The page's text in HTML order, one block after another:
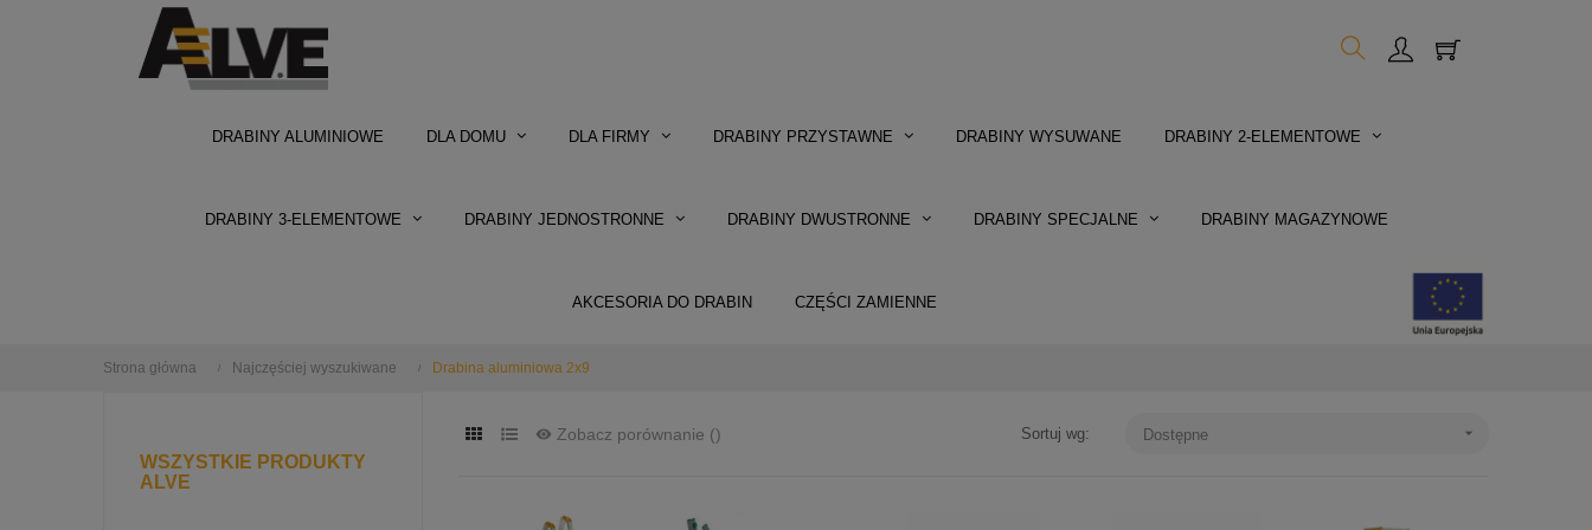
DRABINY ALUMINIOWE DLA DOMU DLA FIRMY DRABINY PRZYSTAWNE DRABINY WYSUWANE DRABINY 2-ELEMENTOWE
DRABINY 3-ELEMENTOWE DRABINY JEDNOSTRONNE DRABINY DWUSTRONNE DRABINY SPECJALNE DRABINY MAGAZYNOWE
AKCESORIA DO DRABIN CZĘŚCI ZAMIENNE
Strona główna Najczęściej wyszukiwane Drabina aluminiowa 2x9
WSZYSTKIE PRODUKTY
ALVE
Zobacz porównanie () Sortuj wg: Dostępne 